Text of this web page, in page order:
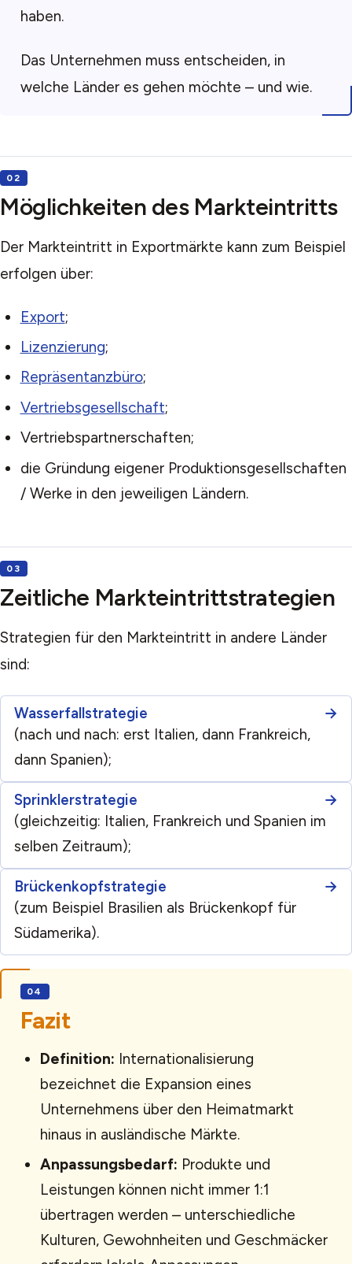
haben.
Das Unternehmen muss entscheiden, in
welche Länder es gehen möchte – und wie.
Möglichkeiten des Markteintritts
Der Markteintritt in Exportmärkte kann zum Beispiel
erfolgen über:
Export;
Lizenzierung;
Repräsentanzbüro;
Vertriebsgesellschaft;
Vertriebspartnerschaften;
die Gründung eigener Produktionsgesellschaften
/ Werke in den jeweiligen Ländern.
Zeitliche Markteintrittstrategien
Strategien für den Markteintritt in andere Länder
sind:
Wasserfallstrategie
(nach und nach: erst Italien, dann Frankreich,
dann Spanien);
Sprinklerstrategie
(gleichzeitig: Italien, Frankreich und Spanien im
selben Zeitraum);
Brückenkopfstrategie
(zum Beispiel Brasilien als Brückenkopf für
Südamerika).
Fazit
Definition: Internationalisierung
bezeichnet die Expansion eines
Unternehmens über den Heimatmarkt
hinaus in ausländische Märkte.
Anpassungsbedarf: Produkte und
Leistungen können nicht immer 1:1
übertragen werden – unterschiedliche
Kulturen, Gewohnheiten und Geschmäcker